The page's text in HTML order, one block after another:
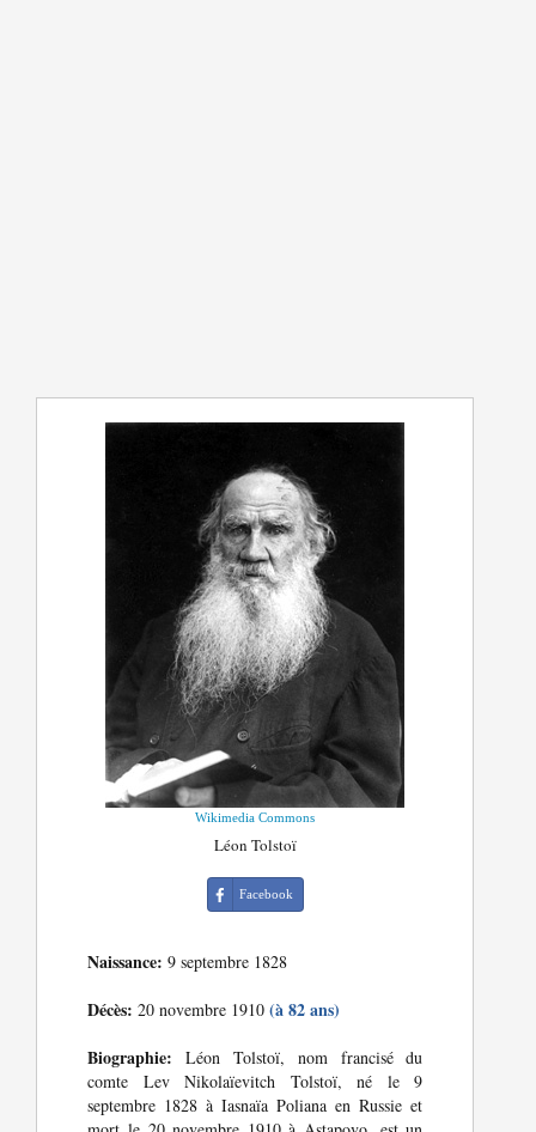
Wikimedia Commons
Léon Tolstoï
Facebook
Naissance: 9 septembre 1828
Décès: 20 novembre 1910(à 82 ans)
Biographie: Léon Tolstoï, nom francisé du
comte Lev Nikolaïevitch Tolstoï, né le 9
septembre 1828 à Iasnaïa Poliana en Russie et